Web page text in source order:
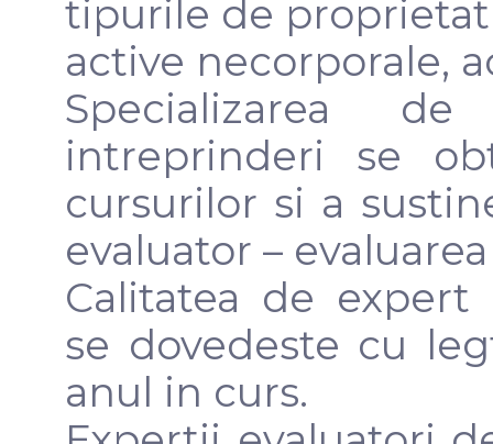
tipurile de
active necorporale,
Specializarea
intreprinderi se
cursurilor si a
evaluator –
Calitatea de
se dovedeste cu
anul in curs.